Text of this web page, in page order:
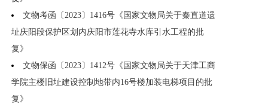
文物考函〔2023〕1416号《国家文物局关于秦直道遗
址庆阳段保护区划内庆阳市莲花寺水库引水工程的批
复》
文物保函〔2023〕1412号《国家文物局关于天津工商
学院主楼旧址建设控制地带内16号楼加装电梯项目的批
复》